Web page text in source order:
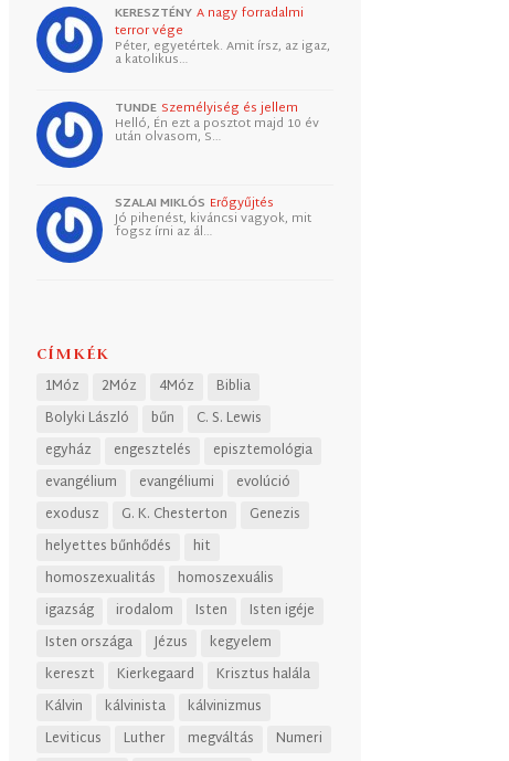
KERESZTÉNY A nagy forradalmi
terror vége
Péter, egyetértek. Amit írsz, az igaz,
a katolikus…
TUNDE Személyiség és jellem
Helló, Én ezt a posztot majd 10 év
után olvasom, S…
SZALAI MIKLÓS Erőgyűjtés
Jó pihenést, kiváncsi vagyok, mit
fogsz írni az ál…
CÍMKÉK
1Móz 2Móz 4Móz
Biblia
Bolyki László
bűn
C. S. Lewis
egyház
engesztelés
episztemológia
evangélium
evangéliumi
evolúció
exodusz
G. K. Chesterton
Genezis
helyettes bűnhődés
hit
homoszexualitás
homoszexuális
igazság
irodalom Isten
Isten igéje
Isten országa
Jézus
kegyelem
kereszt
Kierkegaard
Krisztus halála
Kálvin
kálvinista
kálvinizmus
Leviticus
Luther megváltás
Numeri